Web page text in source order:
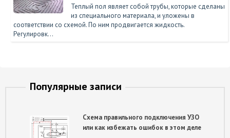
Теплый пол являет собой трубы, которые сделаны
из специального материала, и уложены в
соответствии со схемой. По ним продвигается жидкость.
Регулировк…
Популярные записи
Схема правильного подключения УЗО
или как избежать ошибок в этом деле